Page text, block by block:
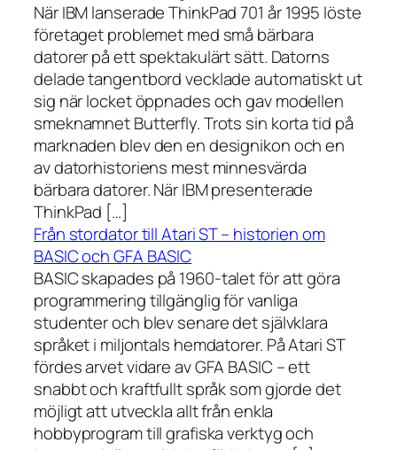
När IBM lanserade ThinkPad 701 år 1995 löste
företaget problemet med små bärbara
datorer på ett spektakulärt sätt. Datorns
delade tangentbord vecklade automatiskt ut
sig när locket öppnades och gav modellen
smeknamnet Butterfly. Trots sin korta tid på
marknaden blev den en designikon och en
av datorhistoriens mest minnesvärda
bärbara datorer. När IBM presenterade
ThinkPad […]
Från stordator till Atari ST – historien om
BASIC och GFA BASIC
BASIC skapades på 1960-talet för att göra
programmering tillgänglig för vanliga
studenter och blev senare det självklara
språket i miljontals hemdatorer. På Atari ST
fördes arvet vidare av GFA BASIC – ett
snabbt och kraftfullt språk som gjorde det
möjligt att utveckla allt från enkla
hobbyprogram till grafiska verktyg och